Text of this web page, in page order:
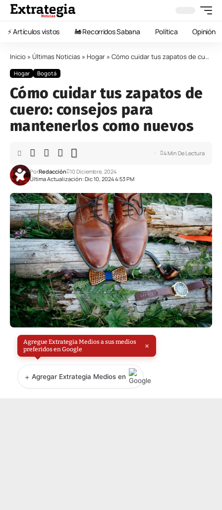
⚡️ Artículos vistos 🚂 Recorridos Sabana Política Opinión
Inicio » Últimas Noticias » Hogar » Cómo cuidar tus zapatos de cuero: consejos para mantenerlos como nuevos
Hogar Bogotá
Cómo cuidar tus zapatos de
cuero: consejos para
mantenerlos como nuevos
Última Actualización: Dic 10, 2024 4:53 PM
PorRedacción 10 Diciembre, 2024
4 Min De Lectura
Agregue Extrategia Medios a sus medios
preferidos en Google
×
+ Agregar Extrategia Medios en